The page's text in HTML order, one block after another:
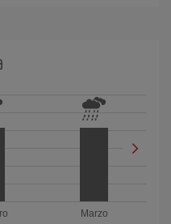
Marzo